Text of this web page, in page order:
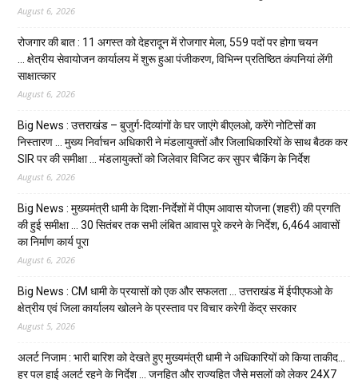
August 6, 2026
रोजगार की बात : 11 अगस्त को देहरादून में रोजगार मेला, 559 पदों पर होगा चयन
… क्षेत्रीय सेवायोजन कार्यालय में शुरू हुआ पंजीकरण, विभिन्न प्रतिष्ठित कंपनियां लेंगी
साक्षात्कार
August 6, 2026
Big News : उत्तराखंड – बुजुर्ग-दिव्यांगों के घर जाएंगे बीएलओ, करेंगे नोटिसों का
निस्तारण … मुख्य निर्वाचन अधिकारी ने मंडलायुक्तों और जिलाधिकारियों के साथ बैठक कर
SIR पर की समीक्षा … मंडलायुक्तों को जिलेवार विजिट कर सुपर चैकिंग के निर्देश
August 6, 2026
Big News : मुख्यमंत्री धामी के दिशा-निर्देशों में पीएम आवास योजना (शहरी) की प्रगति
की हुई समीक्षा … 30 सितंबर तक सभी लंबित आवास पूरे करने के निर्देश, 6,464 आवासों
का निर्माण कार्य पूरा
August 6, 2026
Big News : CM धामी के प्रयासों को एक और सफलता … उत्तराखंड में ईपीएफओ के
क्षेत्रीय एवं जिला कार्यालय खोलने के प्रस्ताव पर विचार करेगी केंद्र सरकार
August 5, 2026
अलर्ट निजाम : भारी बारिश को देखते हुए मुख्यमंत्री धामी ने अधिकारियों को किया ताकीद…
हर पल हाई अलर्ट रहने के निर्देश … जनहित और राज्यहित जैसे मसलों को लेकर 24X7